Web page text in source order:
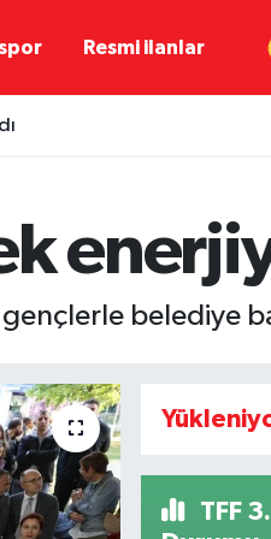
Resmi ilanlar
belediye
TFF